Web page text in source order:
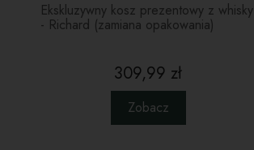
Ekskluzywny kosz prezentowy z whisky
- Richard (zamiana opakowania)
309,99 zł
Zobacz